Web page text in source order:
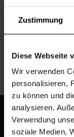
Zustimmung
Diese Webseite
Wir verwenden
personalisieren,
zu können und
analysieren.
Verwendung
soziale Medien,
vysoce kvalitní
obzvláště